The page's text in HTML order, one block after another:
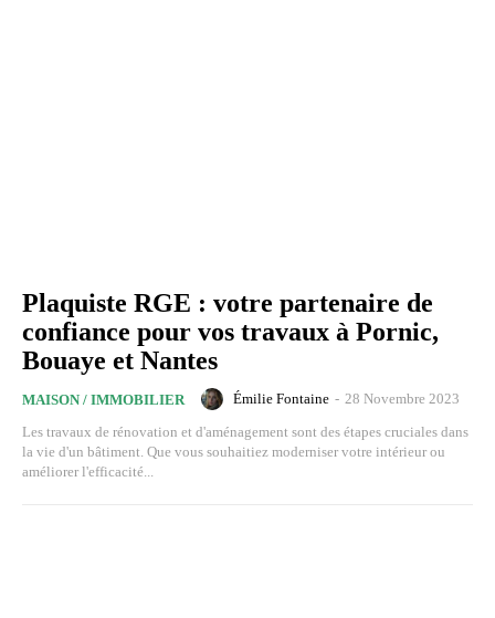
Plaquiste RGE : votre partenaire de
confiance pour vos travaux à Pornic,
Bouaye et Nantes
MAISON / IMMOBILIER Émilie Fontaine - 28 Novembre 2023
Les travaux de rénovation et d'aménagement sont des étapes cruciales dans
la vie d'un bâtiment. Que vous souhaitiez moderniser votre intérieur ou
améliorer l'efficacité...